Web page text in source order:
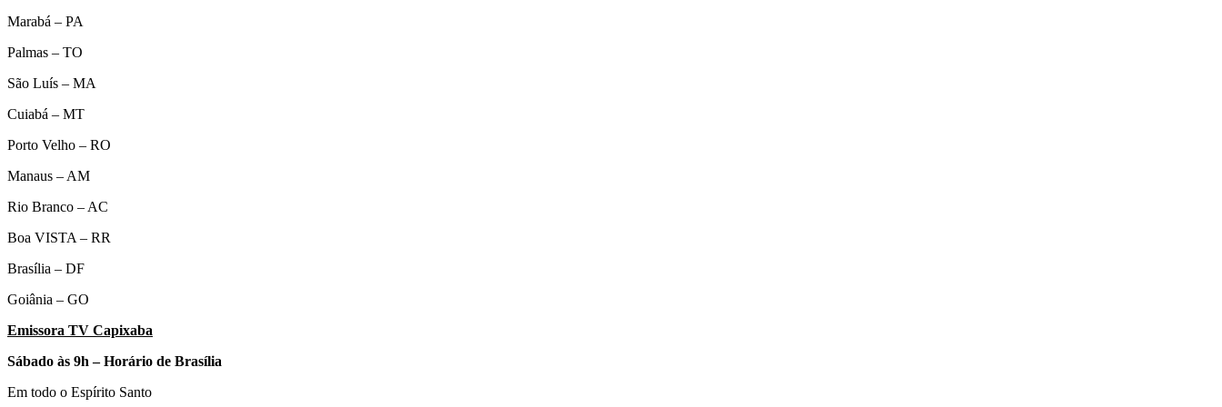
Marabá – PA
Palmas – TO
São Luís – MA
Cuiabá – MT
Porto Velho – RO
Manaus – AM
Rio Branco – AC
Boa VISTA – RR
Brasília – DF
Goiânia – GO
Emissora TV Capixaba
Sábado às 9h – Horário de Brasília
Em todo o Espírito Santo